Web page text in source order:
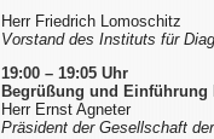
Herr Friedrich Lomoschitz
Vorstand des Instituts für
19:00 – 19:05 Uhr
Begrüßung und Einführung
Herr Ernst Agneter
Präsident der Gesellschaft